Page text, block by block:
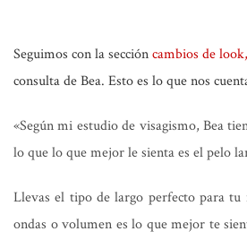
Seguimos con la seccióncambios de look,
consulta de Bea. Esto es lo quenos
«Según mi estudio de visagismo, Bea
lo que lo que mejor le sienta es el pelo
Llevas el tipo delargo perfecto para
ondas o volumen es lo que mejor te